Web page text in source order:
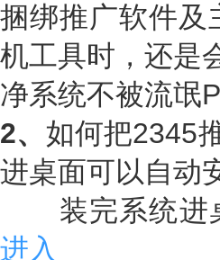
捆绑推广软件及
机工具时，还是
净系统不被流氓
2、 如何把2345
进桌面可以自动
装完系统进桌
进入